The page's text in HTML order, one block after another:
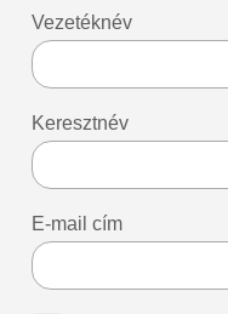
Vezetéknév
Keresztnév
E-mail cím